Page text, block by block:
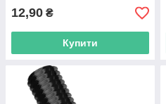
12,90 ₴
Купити